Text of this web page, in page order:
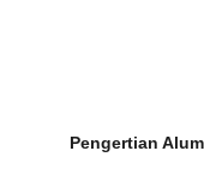
Pengertian